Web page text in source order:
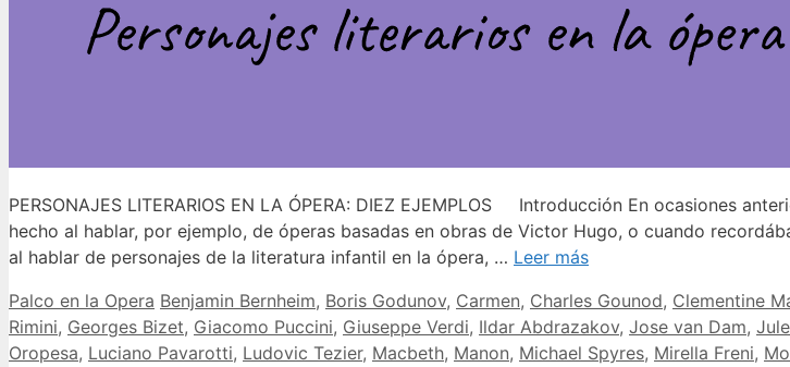
PERSONAJES LITERARIOS EN LA ÓPERA: DIEZ EJEMPLOS Introducción En ocasiones
hecho al hablar, por ejemplo, de óperas basadas en obras de Victor Hugo, o cuando
al hablar de personajes de la literatura infantil en la ópera, … Leer más
Categorías
Palco en la Opera Etiquetas
Benjamin Bernheim, Boris Godunov, Carmen, Charles Gounod, Clementine
Rimini, Georges Bizet, Giacomo Puccini, Giuseppe Verdi, Ildar Abdrazakov, Jose van Dam,
Oropesa, Luciano Pavarotti, Ludovic Tezier, Macbeth, Manon, Michael Spyres, Mirella Freni,